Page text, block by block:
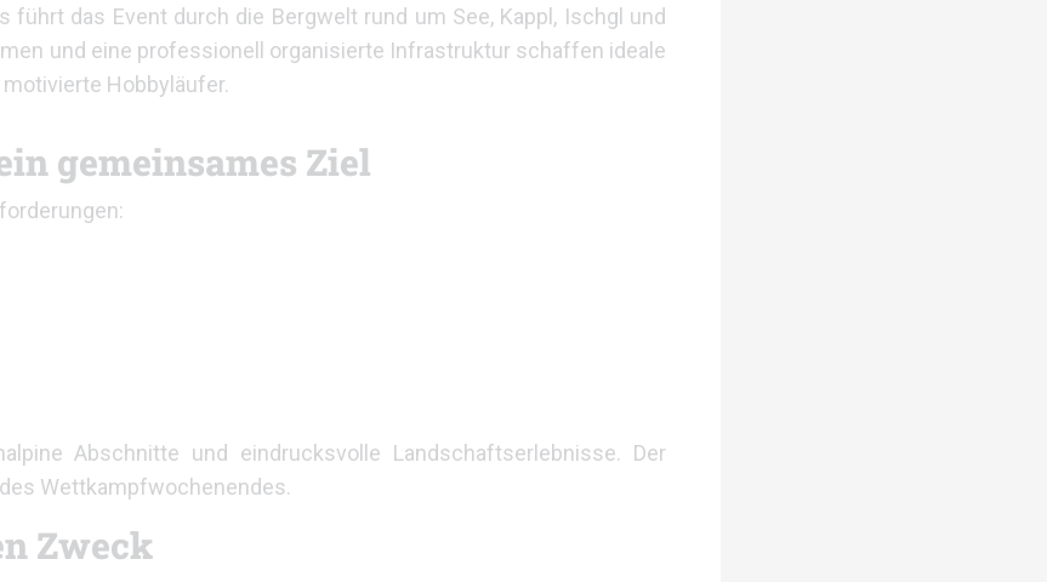
das Event durch die Bergwelt rund um See, Kappl, Ischgl und
und eine professionell organisierte Infrastruktur schaffen ideale
Hobbyläufer.
gemeinsames Ziel
Abschnitte und eindrucksvolle Landschaftserlebnisse. Der
Wettkampfwochenendes.
Zweck